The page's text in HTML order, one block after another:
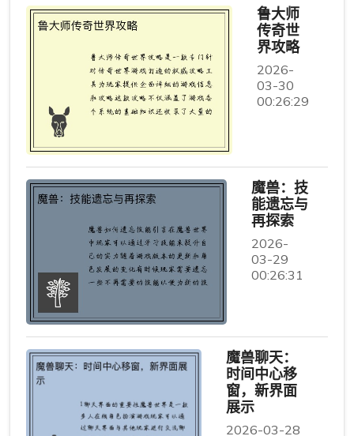
鲁大师
传奇世
界攻略
2026-
03-30
00:26:29
魔兽：技
能遗忘与
再探索
2026-
03-29
00:26:31
魔兽聊天：
时间中心移
窗，新界面
展示
2026-03-28